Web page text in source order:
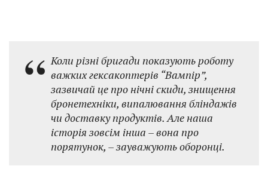
Коли різні бригади показують роботу
важких гексакоптерів “Вампір”,
зазвичай це про нічні скиди, знищення
бронетехніки, випалювання бліндажів
чи доставку продуктів. Але наша
історія зовсім інша – вона про
порятунок, – зауважують оборонці.